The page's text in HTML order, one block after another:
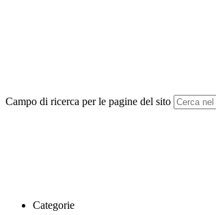
Campo di ricerca per le pagine del sito
Categorie